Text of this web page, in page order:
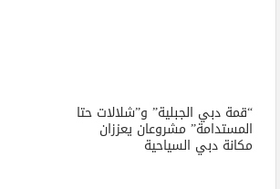
“قمة دبي الجبلية” و”شلالات حتا
المستدامة” مشروعان يعززان
مكانة دبي السياحية